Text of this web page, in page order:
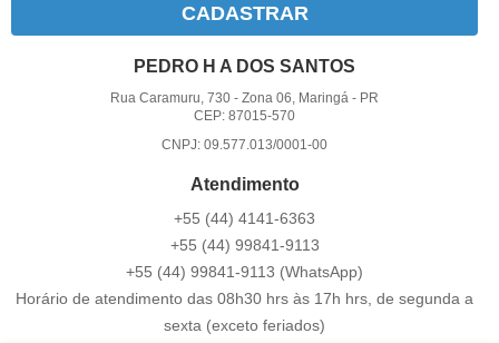
CADASTRAR
PEDRO H A DOS SANTOS
Rua Caramuru, 730 -Zona 06, Maringá - PR
CEP: 87015-570
CNPJ: 09.577.013/0001-00
Atendimento
+55 (44) 4141-6363
+55 (44) 99841-9113
+55 (44) 99841-9113 (WhatsApp)
Horário de atendimento das 08h30 hrs às 17h hrs, de segunda a
sexta (exceto feriados)